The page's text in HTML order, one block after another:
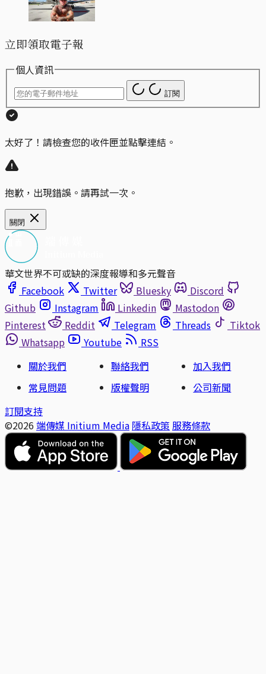
立即領取電子報
個人資訊
訂閱
太好了！請檢查您的收件匣並點擊連結。
抱歉，出現錯誤。請再試一次。
關閉
華文世界不可或缺的深度報導和多元聲音
Facebook
Twitter Bluesky
Discord
Github
Instagram Linkedin
Mastodon
Pinterest
Reddit Telegram Threads
Tiktok
Whatsapp
Youtube
RSS
關於我們
聯絡我們
加入我們
常見問題
版權聲明
公司新聞
訂閱支持
©2026 端傳媒 Initium Media 隱私政策 服務條款